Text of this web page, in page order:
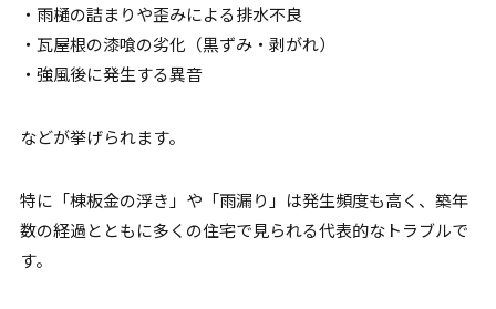
・雨樋の詰まりや歪みによる排水不良
・瓦屋根の漆喰の劣化（黒ずみ・剥がれ）
・強風後に発生する異音
などが挙げられます。
特に「棟板金の浮き」や「雨漏り」は発生頻度も高く、築年
数の経過とともに多くの住宅で見られる代表的なトラブルで
す。